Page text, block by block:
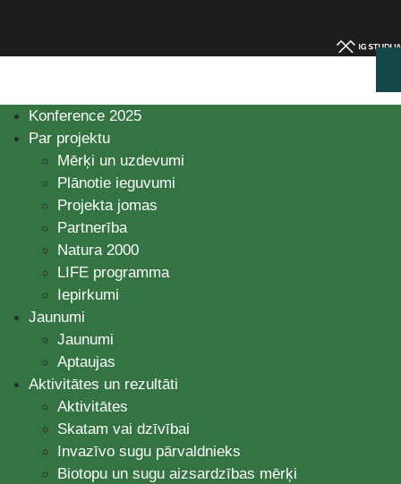
Konference 2025
Par projektu
Mērķi un uzdevumi
Plānotie ieguvumi
Projekta jomas
Partnerība
Natura 2000
LIFE programma
Iepirkumi
Jaunumi
Jaunumi
Aptaujas
Aktivitātes un rezultāti
Aktivitātes
Skatam vai dzīvībai
Invazīvo sugu pārvaldnieks
Biotopu un sugu aizsardzības mērķi